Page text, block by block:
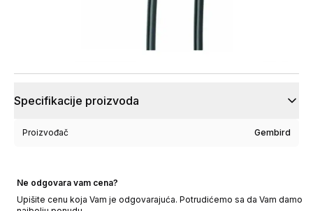
Specifikacije proizvoda
Proizvođač Gembird
Ne odgovara vam cena?
Upišite cenu koja Vam je odgovarajuća. Potrudićemo sa da Vam damo